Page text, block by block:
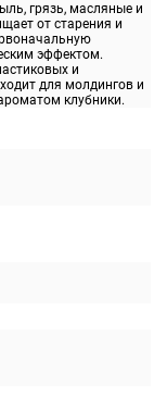
грязь, масляные и
от старения и
эффектом.
и
для молдингов и
клубники.